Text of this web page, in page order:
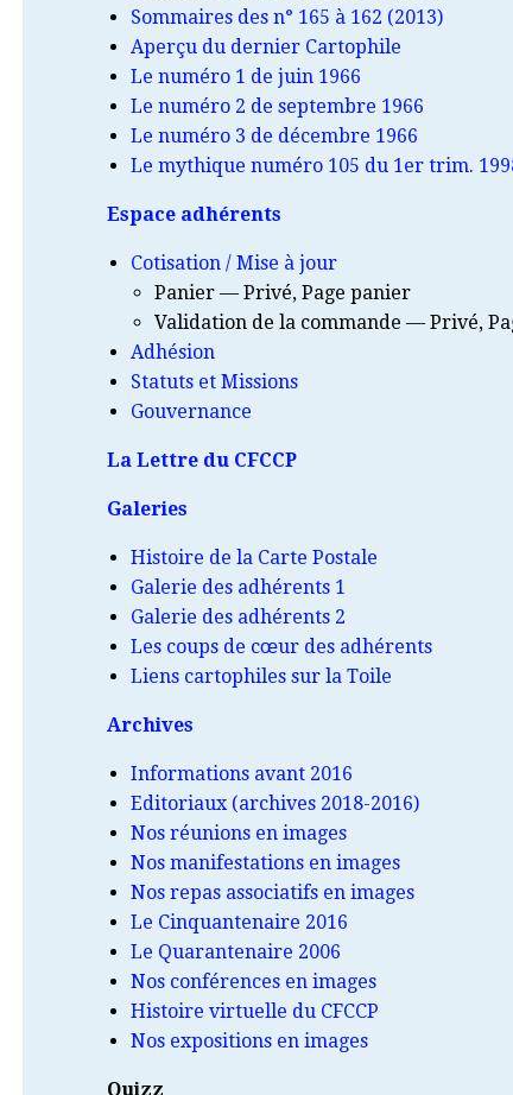
Sommaires des n° 165 à 162 (2013)
Aperçu du dernier Cartophile
Le numéro 1 de juin 1966
Le numéro 2 de septembre 1966
Le numéro 3 de décembre 1966
Le mythique numéro 105 du 1er trim.
Espace adhérents
Cotisation / Mise à jour
Panier — Privé, Page panier
Validation de la commande — Privé,
Adhésion
Statuts et Missions
Gouvernance
La Lettre du CFCCP
Galeries
Histoire de la Carte Postale
Galerie des adhérents 1
Galerie des adhérents 2
Les coups de cœur des adhérents
Liens cartophiles sur la Toile
Archives
Informations avant 2016
Editoriaux (archives 2018-2016)
Nos réunions en images
Nos manifestations en images
Nos repas associatifs en images
Le Cinquantenaire 2016
Le Quarantenaire 2006
Nos conférences en images
Histoire virtuelle du CFCCP
Nos expositions en images
Quizz